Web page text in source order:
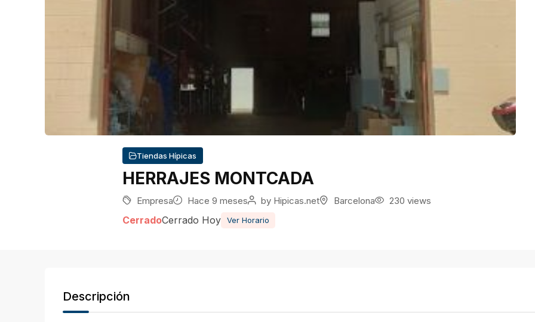
Tiendas Hípicas
HERRAJES MONTCADA
Empresa Hace 9 meses by Hipicas.net Barcelona 230 views
CerradoCerrado Hoy Ver Horario
Descripción